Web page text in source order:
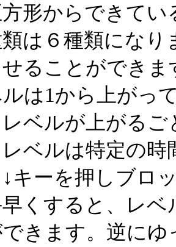
形からできて
は６種類にな
ることができま
ルは1から上がっ
ベルが上がる
ベルは特定の
キーを押しブロ
くすると、レ
できます。逆に